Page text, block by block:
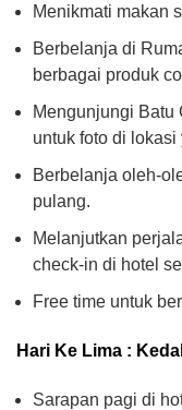
Menikmati makan
Berbelanja di
berbagai produk
Mengunjungi Batu
untuk foto di
Berbelanja oleh-
pulang.
Melanjutkan
check-in di hotel
Free time untuk
Hari Ke Lima :
Sarapan pagi di